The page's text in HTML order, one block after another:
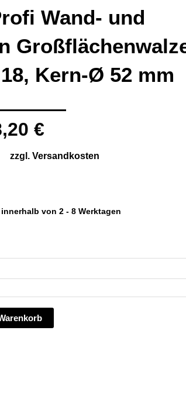
Wand- und
Kern-Ø 52 mm
€
zzgl. Versandkosten
von 2 - 8 Werktagen